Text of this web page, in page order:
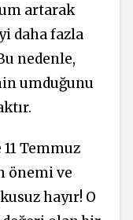
artarak
daha fazla
nedenle,
umduğunu
Temmuz
önemi ve
hayır! O